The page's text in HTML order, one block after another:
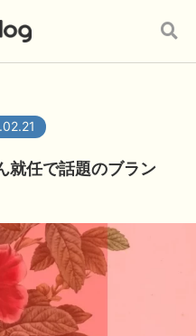
就任で話題のブラン